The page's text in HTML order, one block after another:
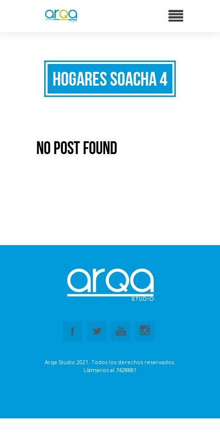
Hogares Soacha 4
No Post Found
Arqa Studio 2021. Todos los derechos reservados.
Llámanos al 7428881